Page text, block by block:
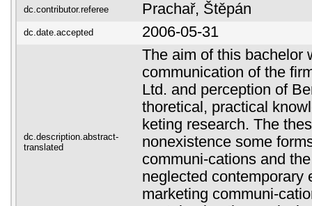
dc.contributor.referee Prachař, Štěpán
dc.date.accepted 2006-05-31
dc.description.abstract-
translated
The aim of this bachelor
communication of the
Ltd. and perception of
thoretical, practical
keting research. The
nonexistence some
communi-cations and
neglected contemporary
marketing communi-